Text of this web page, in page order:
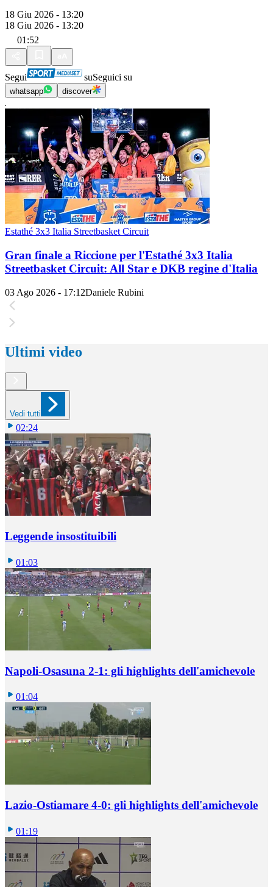
18 Giu 2026 - 13:20
18 Giu 2026 - 13:20
01:52
Segui suSeguici su
whatsapp discover
Estathé 3x3 Italia Streetbasket Circuit
Gran finale a Riccione per l'Estathé 3x3 Italia
Streetbasket Circuit: All Star e DKB regine d'Italia
03 Ago 2026 - 17:12Daniele Rubini
Ultimi video
Vedi tutti
02:24
Leggende insostituibili
01:03
Napoli-Osasuna 2-1: gli highlights dell'amichevole
01:04
Lazio-Ostiamare 4-0: gli highlights dell'amichevole
01:19